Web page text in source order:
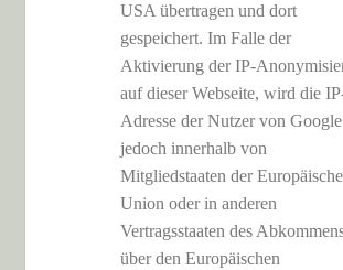
USA übertragen und dort
gespeichert. Im Falle der
Aktivierung der IP-
auf dieser Webseite, wird die
Adresse der Nutzer von Google
jedoch innerhalb von
Mitgliedstaaten der
Union oder in anderen
Vertragsstaaten des
über den Europäischen